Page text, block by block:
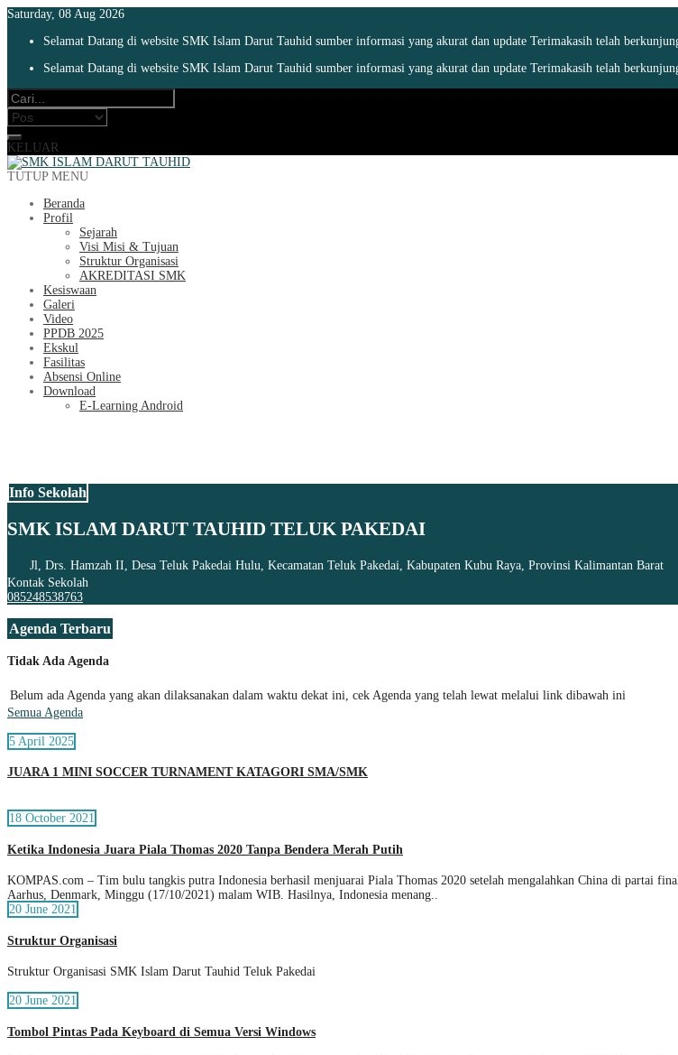
Saturday, 08 Aug 2026
Selamat Datang di website SMK Islam Darut Tauhid sumber informasi yang akurat dan update Terimakasih telah
Selamat Datang di website SMK Islam Darut Tauhid sumber informasi yang akurat dan update Terimakasih telah
KELUAR
TUTUP MENU
Beranda
Profil
Sejarah
Visi Misi & Tujuan
Struktur Organisasi
AKREDITASI SMK
Kesiswaan
Galeri
Video
PPDB 2025
Ekskul
Fasilitas
Absensi Online
Download
E-Learning Android
Info Sekolah
SMK ISLAM DARUT TAUHID TELUK PAKEDAI
Jl, Drs. Hamzah II, Desa Teluk Pakedai Hulu, Kecamatan Teluk Pakedai, Kabupaten Kubu Raya, Provinsi Kalimantan Barat
Kontak Sekolah
085248538763
Agenda Terbaru
Tidak Ada Agenda
Belum ada Agenda yang akan dilaksanakan dalam waktu dekat ini, cek Agenda yang telah lewat melalui link dibawah ini
Semua Agenda
5 April 2025
JUARA 1 MINI SOCCER TURNAMENT KATAGORI SMA/SMK
18 October 2021
Ketika Indonesia Juara Piala Thomas 2020 Tanpa Bendera Merah Putih
KOMPAS.com – Tim bulu tangkis putra Indonesia berhasil menjuarai Piala Thomas 2020 setelah mengalahkan China di partai
Aarhus, Denmark, Minggu (17/10/2021) malam WIB. Hasilnya, Indonesia menang..
20 June 2021
Struktur Organisasi
Struktur Organisasi SMK Islam Darut Tauhid Teluk Pakedai
20 June 2021
Tombol Pintas Pada Keyboard di Semua Versi Windows